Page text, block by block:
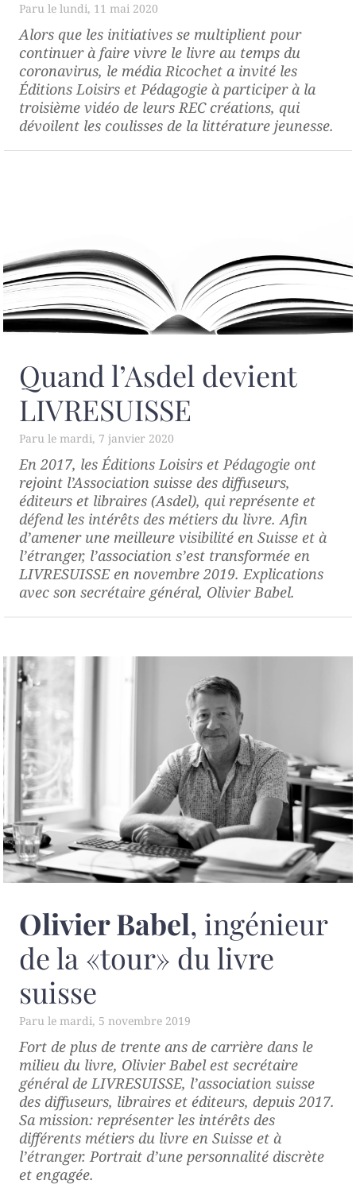
lundi, 11 mai 2020
Alors que les initiatives se multiplient pour
continuer à faire vivre le livre au temps du
coronavirus, le média Ricochet a invité les
Éditions Loisirs et Pédagogie à participer à la
troisième vidéo de leurs REC créations, qui
dévoilent les coulisses de la littérature jeunesse.
Quand l’Asdel devient
LIVRESUISSE
mardi, 7 janvier 2020
En 2017, les Éditions Loisirs et Pédagogie ont
rejoint l’Association suisse des diffuseurs,
éditeurs et libraires (Asdel), qui représente et
défend les intérêts des métiers du livre. Afin
d’amener une meilleure visibilité en Suisse et à
l’étranger, l’association s’est transformée en
LIVRESUISSE en novembre 2019. Explications
avec son secrétaire général, Olivier Babel.
Olivier Babel, ingénieur
de la «tour» du livre
suisse
mardi, 5 novembre 2019
Fort de plus de trente ans de carrière dans le
milieu du livre, Olivier Babel est secrétaire
général de LIVRESUISSE, l’association suisse
des diffuseurs, libraires et éditeurs, depuis 2017.
Sa mission: représenter les intérêts des
différents métiers du livre en Suisse et à
l’étranger. Portrait d’une personnalité discrète
et engagée.